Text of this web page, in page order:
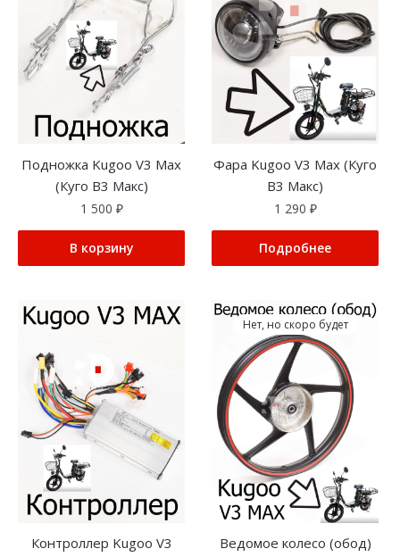
Подножка Kugoo V3 Max
(Куго В3 Макс)
1 500 ₽
В корзину
Фара Kugoo V3 Max (Куго
В3 Макс)
1 290 ₽
Подробнее
Контроллер Kugoo V3
Нет, но скоро будет
Ведомое колесо (обод)